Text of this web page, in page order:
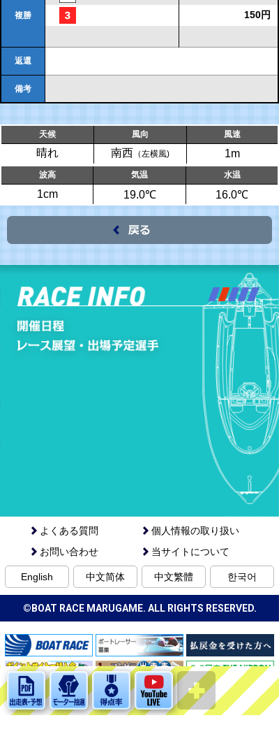
複勝
150円
返還
備考
天候 風向 風速
晴れ 南西 （左横風) 1m
波高 気温 水温
1cm 19.0℃ 16.0℃
よくある質問
個人情報の取り扱い
お問い合わせ
当サイトについて
English 中文简体 中文繁體 한국어
©BOAT RACE MARUGAME. ALL RIGHTS RESERVED.